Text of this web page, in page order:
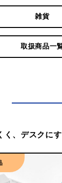
雑貨
取扱商品一
く、デスクに